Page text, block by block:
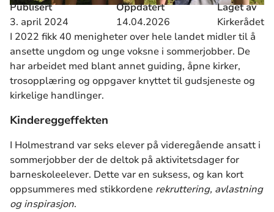
Publisert
3. april 2024
Oppdatert
14.04.2026
Laget av
Kirkerådet
I 2022 fikk 40 menigheter over hele landet midler til å
ansette ungdom og unge voksne i sommerjobber. De
har arbeidet med blant annet guiding, åpne kirker,
trosopplæring og oppgaver knyttet til gudsjeneste og
kirkelige handlinger.
Kindereggeffekten
I Holmestrand var seks elever på videregående ansatt i
sommerjobber der de deltok på aktivitetsdager for
barneskoleelever. Dette var en suksess, og kan kort
oppsummeres med stikkordene rekruttering, avlastning
og inspirasjon.